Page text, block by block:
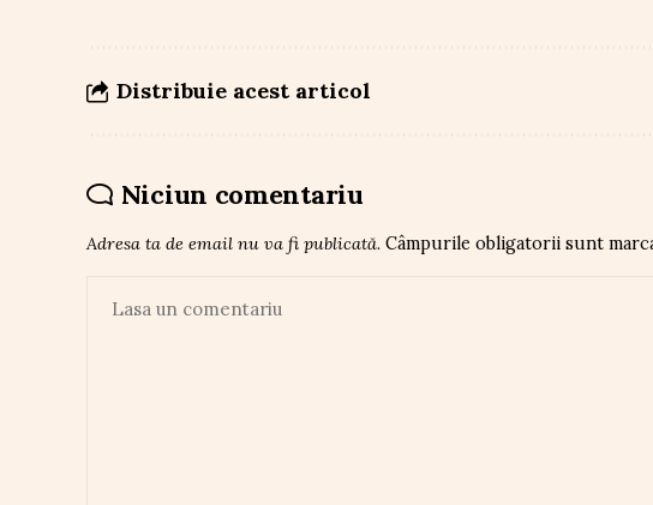
Distribuie acest articol
Niciun comentariu
Adresa ta de email nu va fi publicată. Câmpurile obligatorii sunt